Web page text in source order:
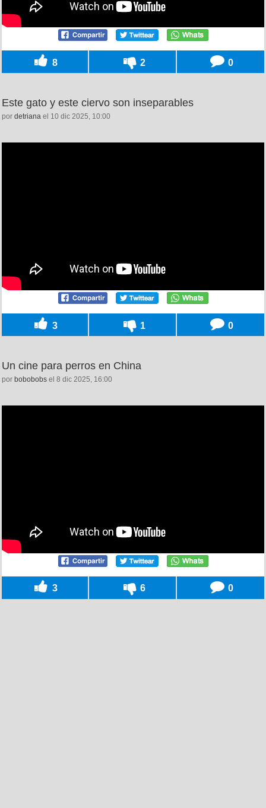
8 2 0
Este gato y este ciervo son inseparables
por detriana el 10 dic 2025, 10:00
3 1 0
Un cine para perros en China
por bobobobs el 8 dic 2025, 16:00
3 6 0